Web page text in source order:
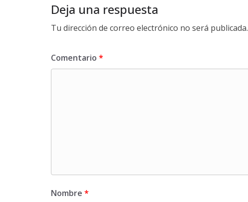
Deja una respuesta
Tu dirección de correo electrónico no será publicada.
Comentario *
Nombre *